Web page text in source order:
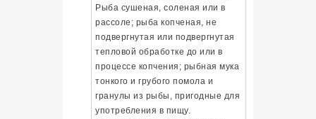
Рыба сушеная, соленая или в
рассоле; рыба копченая, не
подвергнутая или подвергнутая
тепловой обработке до или в
процессе копчения; рыбная мука
тонкого и грубого помола и
гранулы из рыбы, пригодные для
употребления в пищу.